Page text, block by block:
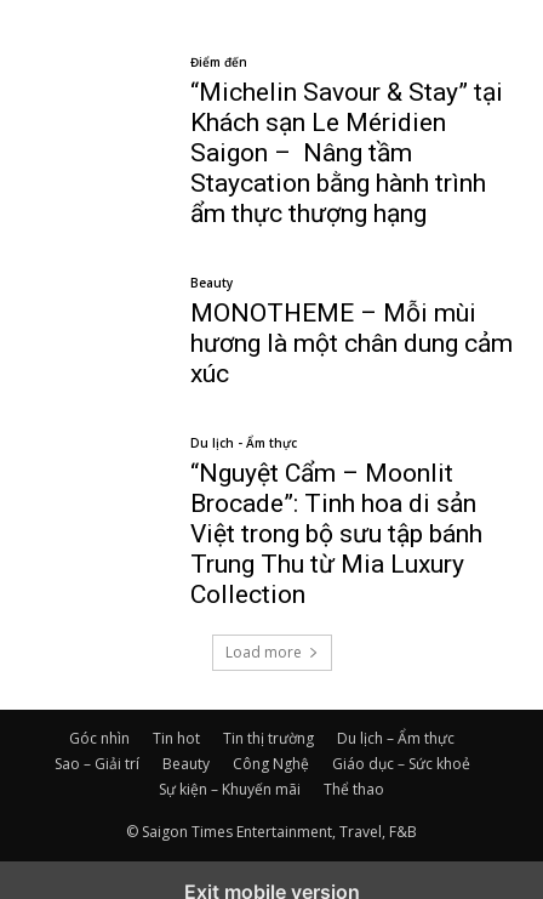
Điểm đến
“Michelin Savour & Stay” tại
Khách sạn Le Méridien
Saigon – Nâng tầm
Staycation bằng hành trình
ẩm thực thượng hạng
Beauty
MONOTHEME – Mỗi mùi
hương là một chân dung cảm
xúc
Du lịch - Ẩm thực
“Nguyệt Cẩm – Moonlit
Brocade”: Tinh hoa di sản
Việt trong bộ sưu tập bánh
Trung Thu từ Mia Luxury
Collection
Load more
Góc nhìn Tin hot Tin thị trường
Du lịch – Ẩm thực
Sao – Giải trí
Beauty Công Nghệ
Giáo dục – Sức khoẻ
Sự kiện – Khuyến mãi
Thể thao
© Saigon Times Entertainment, Travel, F&B
Exit mobile version